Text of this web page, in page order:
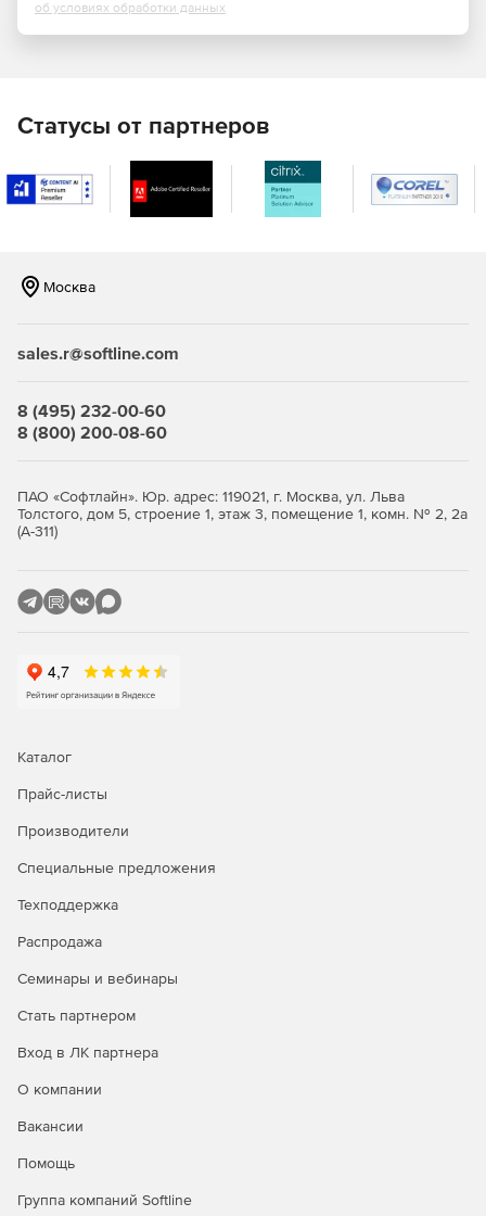
об условиях обработки данных
Статусы от партнеров
Москва
sales.r@softline.com
8 (495) 232-00-60
8 (800) 200-08-60
ПАО «Софтлайн». Юр. адрес: 119021, г. Москва, ул. Льва
Толстого, дом 5, строение 1, этаж 3, помещение 1, комн. № 2, 2а
(А-311)
Каталог
Прайс-листы
Производители
Специальные предложения
Техподдержка
Распродажа
Семинары и вебинары
Стать партнером
Вход в ЛК партнера
О компании
Вакансии
Помощь
Группа компаний Softline